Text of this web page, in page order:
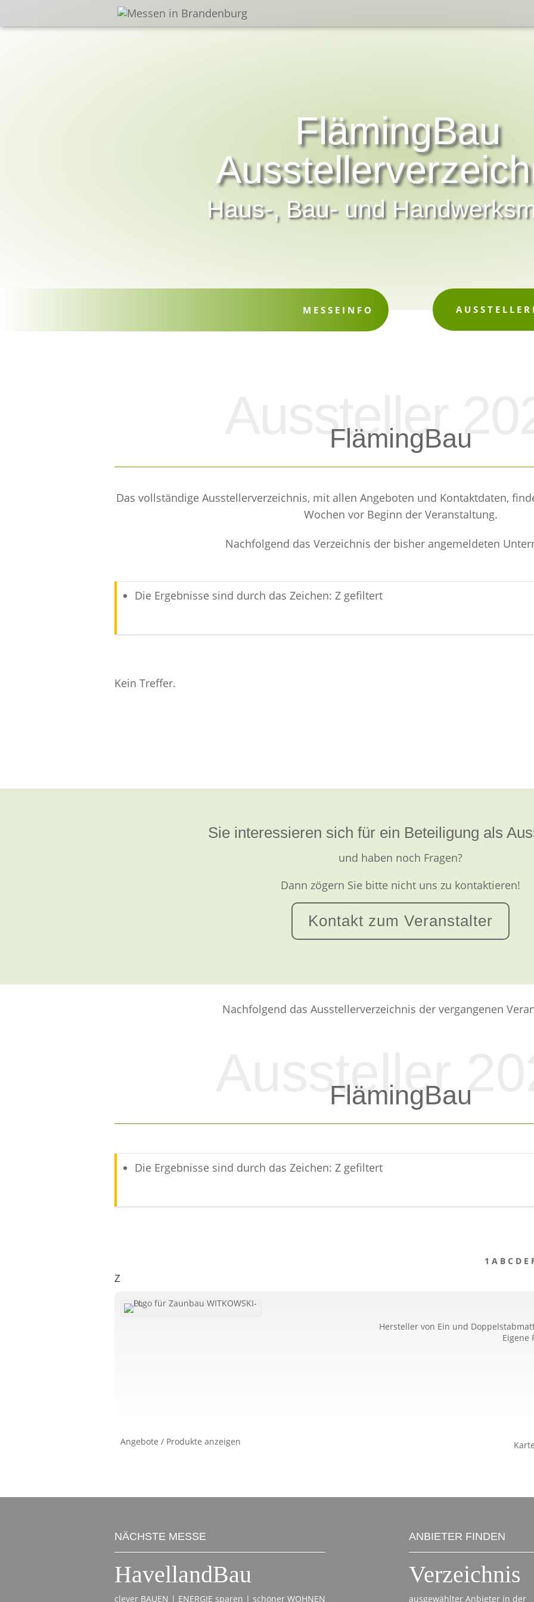
FlämingBau
Haus-, Bau- und
MESSEINFO
Aussteller
FlämingBau
Das vollständige Ausstellerverzeichnis, mit allen Angeboten und Kontaktdaten,
Wochen vor Beginn der Veranstaltung.
Nachfolgend das Verzeichnis der bisher angemeldeten
Die Ergebnisse sind durch das Zeichen: Z gefiltert
Kein Treffer.
Sie interessieren sich für ein Beteiligung als
und haben noch Fragen?
Dann zögern Sie bitte nicht uns zu kontaktieren!
Kontakt zum Veranstalter
Nachfolgend das Ausstellerverzeichnis der vergangenen
Aussteller
FlämingBau
Die Ergebnisse sind durch das Zeichen: Z gefiltert
1 A B C D E
Z
Hersteller von Ein und
Eigene
Angebote / Produkte anzeigen
NÄCHSTE MESSE
HavellandBau
clever BAUEN | ENERGIE sparen | schöner WOHNEN
ANBIETER FINDEN
Verzeichnis
ausgewählter Anbieter in der